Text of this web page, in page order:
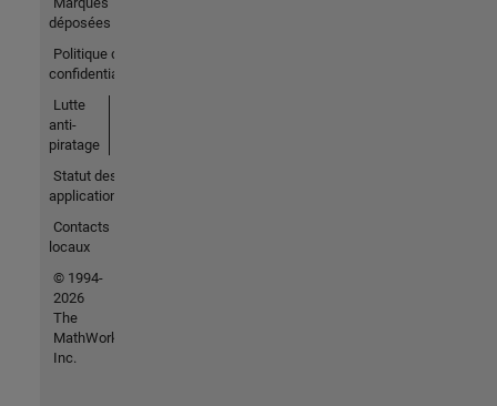
déposées
Politique de
confidentialité
Lutte
anti-
piratage
Statut des
applications
Contacts
locaux
© 1994-
2026
The
MathWorks,
Inc.